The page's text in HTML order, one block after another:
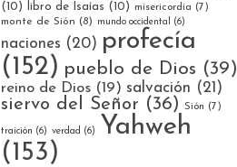
(10)
libro de Isaías (10) misericordia (7)
monte de Sión (8) mundo occidental (6)
naciones (20) profecía
(152) pueblo de Dios (39)
reino de Dios(19) salvación (21)
siervo del Señor (36) Sión (7)
traición (6) verdad (6)
Yahweh
(153)